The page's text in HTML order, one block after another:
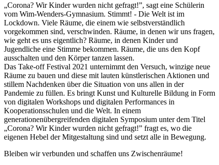
„Corona? Wir Kinder wurden nicht gefragt!”, sagt eine Schülerin
vom Wim-Wenders-Gymnasium. Stimmt! - Die Welt ist im
Lockdown. Viele Räume, die einem wie selbstverständlich
vorgekommen sind, verschwinden. Räume, in denen wir uns fragen,
wie geht es uns eigentlich? Räume, in denen Kinder und
Jugendliche eine Stimme bekommen. Räume, die uns den Kopf
ausschalten und den Körper tanzen lassen.
Das Take-off Festival 2021 unternimmt den Versuch, winzige neue
Räume zu bauen und diese mit lauten künstlerischen Aktionen und
stillem Nachdenken über die Situation von uns allen in der
Pandemie zu füllen. Es bringt Kunst und Kulturelle Bildung in Form
von digitalen Workshops und digitalen Performances in
Kooperationsschulen und die Welt. In einem
generationenübergreifenden digitalen Symposium unter dem Titel
„Corona? Wir Kinder wurden nicht gefragt!” fragt es, wo die
eigenen Hebel der Mitgestaltung sind und setzt alle in Bewegung.
Bleiben wir verbunden und schaffen uns Zwischenräume!